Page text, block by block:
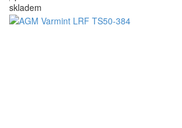
+
skladem